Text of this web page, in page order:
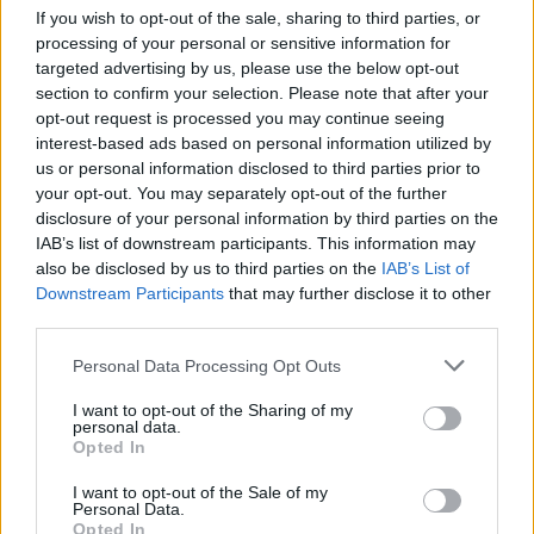
If you wish to opt-out of the sale, sharing to third parties, or
processing of your personal or sensitive information for
targeted advertising by us, please use the below opt-out
section to confirm your selection. Please note that after your
opt-out request is processed you may continue seeing
interest-based ads based on personal information utilized by
us or personal information disclosed to third parties prior to
your opt-out. You may separately opt-out of the further
disclosure of your personal information by third parties on the
IAB’s list of downstream participants. This information may
also be disclosed by us to third parties on the IAB’s List of
Downstream Participants that may further disclose it to other
Personal Data Processing Opt Outs
I want to opt-out of the Sharing of my
personal data.
Opted In
I want to opt-out of the Sale of my
Personal Data.
Opted In
maldicenze nate ad hoc dopo l'intervista
bomba con Oprah Winfrey, nella quale la
stessa Meghan sosteneva di essere stata
vittima di bullismo a corte.
"Per 15 minuti". Harry e
Meghan, l'unica concessione
della Regina al Giubileo